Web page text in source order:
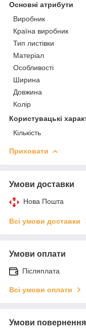
Основні атрибути
Виробник
Країна виробник
Тип листівки
Матеріал
Особливості
Ширина
Довжина
Колір
Користувацькі
Кількість
Приховати
Умови доставки
Нова Пошта
Всі умови доставки
Умови оплати
Післяплата
Всі умови оплати
Умови повернення